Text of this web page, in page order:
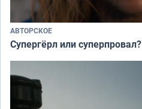
АВТОРСКОЕ
Супергёрл или суперпровал?